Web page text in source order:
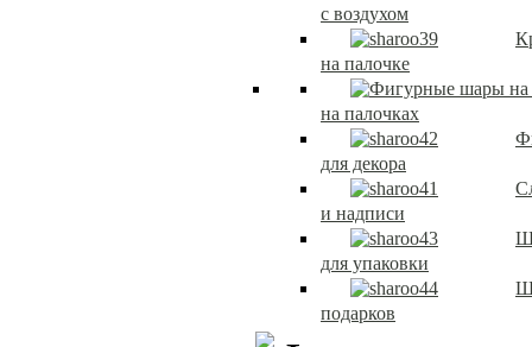
с воздухом
на палочке
на палочках
для декора
и надписи
для упаковки
подарков